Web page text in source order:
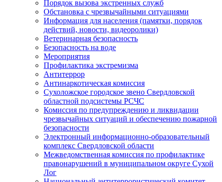
Порядок вызова экстренных служб
Обстановка с чрезвычайными ситуациями
Информация для населения (памятки, порядок
действий, новости, видеоролики)
Ветеринарная безопасность
Безопасность на воде
Мероприятия
Профилактика экстремизма
Антитеррор
Антинаркотическая комиссия
Сухоложское городское звено Свердловской
областной подсистемы РСЧС
Комиссия по предупреждению и ликвидации
чрезвычайных ситуаций и обеспечению пожарной
безопасности
Электронный информационно-образовательный
комплекс Cвердловской области
Межведомственная комиссия по профилактике
правонарушений в муниципальном округе Сухой
Лог